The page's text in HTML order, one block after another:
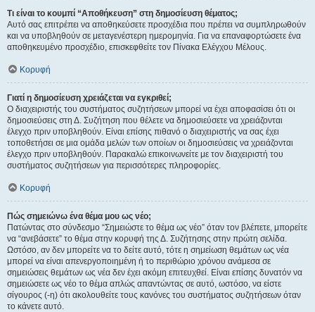
Τι είναι το κουμπί “Αποθήκευση” στη δημοσίευση θέματος;
Αυτό σας επιτρέπει να αποθηκεύσετε προσχέδια που πρέπει να συμπληρωθούν
και να υποβληθούν σε μεταγενέστερη ημερομηνία. Για να επαναφορτώσετε ένα
αποθηκευμένο προσχέδιο, επισκεφθείτε τον Πίνακα Ελέγχου Μέλους.
Κορυφή
Γιατί η δημοσίευση χρειάζεται να εγκριθεί;
Ο διαχειριστής του συστήματος συζητήσεων μπορεί να έχει αποφασίσει ότι οι
δημοσιεύσεις στη Δ. Συζήτηση που θέλετε να δημοσιεύσετε να χρειάζονται
έλεγχο πριν υποβληθούν. Είναι επίσης πιθανό ο διαχειριστής να σας έχει
τοποθετήσει σε μια ομάδα μελών των οποίων οι δημοσιεύσεις να χρειάζονται
έλεγχο πριν υποβληθούν. Παρακαλώ επικοινωνείτε με τον διαχειριστή του
συστήματος συζητήσεων για περισσότερες πληροφορίες.
Κορυφή
Πώς σημειώνω ένα θέμα μου ως νέο;
Πατώντας στο σύνδεσμο “Σημειώστε το θέμα ως νέο” όταν τον βλέπετε, μπορείτε
να “ανεβάσετε” το θέμα στην κορυφή της Δ. Συζήτησης στην πρώτη σελίδα.
Ωστόσο, αν δεν μπορείτε να το δείτε αυτό, τότε η σημείωση θεμάτων ως νέα
μπορεί να είναι απενεργοποιημένη ή το περιθώριο χρόνου ανάμεσα σε
σημειώσεις θεμάτων ως νέα δεν έχει ακόμη επιτευχθεί. Είναι επίσης δυνατόν να
σημειώσετε ως νέο το θέμα απλώς απαντώντας σε αυτό, ωστόσο, να είστε
σίγουρος (-η) ότι ακολουθείτε τους κανόνες του συστήματος συζητήσεων όταν
το κάνετε αυτό.